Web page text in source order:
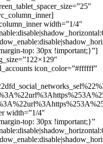
width=”1/4″
top: 30px !important;}”]
icon_color=”#ffffff”
width=”1/4″
top: 30px !important;}”